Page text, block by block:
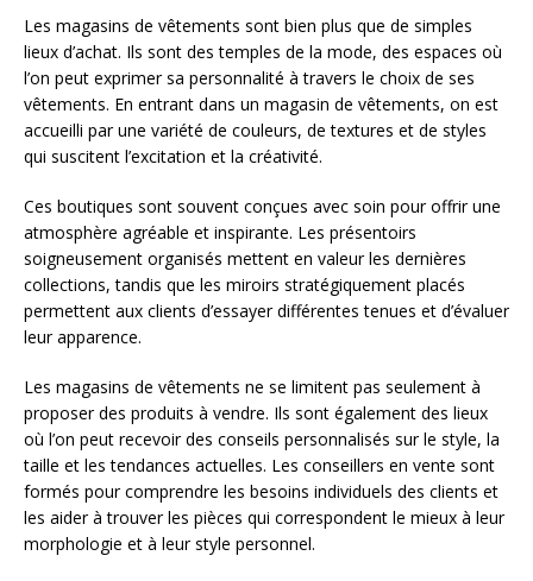
Les magasins de vêtements sont bien plus que de simples
lieux d’achat. Ils sont des temples de la mode, des espaces où
l’on peut exprimer sa personnalité à travers le choix de ses
vêtements. En entrant dans un magasin de vêtements, on est
accueilli par une variété de couleurs, de textures et de styles
qui suscitent l’excitation et la créativité.
Ces boutiques sont souvent conçues avec soin pour offrir une
atmosphère agréable et inspirante. Les présentoirs
soigneusement organisés mettent en valeur les dernières
collections, tandis que les miroirs stratégiquement placés
permettent aux clients d’essayer différentes tenues et d’évaluer
leur apparence.
Les magasins de vêtements ne se limitent pas seulement à
proposer des produits à vendre. Ils sont également des lieux
où l’on peut recevoir des conseils personnalisés sur le style, la
taille et les tendances actuelles. Les conseillers en vente sont
formés pour comprendre les besoins individuels des clients et
les aider à trouver les pièces qui correspondent le mieux à leur
morphologie et à leur style personnel.